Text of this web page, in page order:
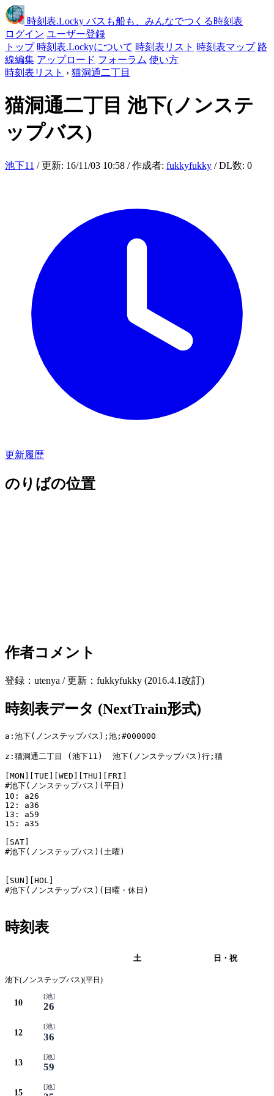
時刻表.Locky バスも船も、みんなでつくる時刻表
ログイン ユーザー登録
トップ 時刻表.Lockyについて 時刻表リスト 時刻表マップ 路
線編集 アップロード フォーラム 使い方
時刻表リスト › 猫洞通二丁目
猫洞通二丁目 池下(ノンステ
ップバス)
池下11 / 更新: 16/11/03 10:58 / 作成者: fukkyfukky / DL数: 0
更新履歴
のりばの位置
作者コメント
登録：utenya / 更新：fukkyfukky (2016.4.1改訂)
時刻表データ (NextTrain形式)
a:池下(ノンステップバス);池;#000000
z:猫洞通二丁目 (池下11)  池下(ノンステップバス)行;猫
[MON][TUE][WED][THU][FRI]
#池下(ノンステップバス)(平日)
10: a26
12: a36
13: a59
15: a35
[SAT]
#池下(ノンステップバス)(土曜)
[SUN][HOL]
#池下(ノンステップバス)(日曜・休日)
時刻表
土 日・祝
池下(ノンステップバス)(平日)
10
[池]
26
12
[池]
36
13
[池]
59
15
[池]